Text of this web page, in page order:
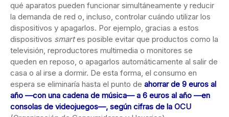
qué aparatos pueden funcionar simultáneamente y reducir
la demanda de red o, incluso, controlar cuándo utilizar los
dispositivos y apagarlos. Por ejemplo, gracias a estos
dispositivos smartes posible evitar que productos como la
televisión, reproductores multimedia o monitores se
queden en reposo, o apagarlos automáticamente al salir de
casa o al irse a dormir. De esta forma, el consumo en
espera se eliminaría hasta el punto de ahorrar de 9 euros al
año —con una cadena de música— a 6 euros al año —en
consolas de videojuegos—, según cifras de la OCU